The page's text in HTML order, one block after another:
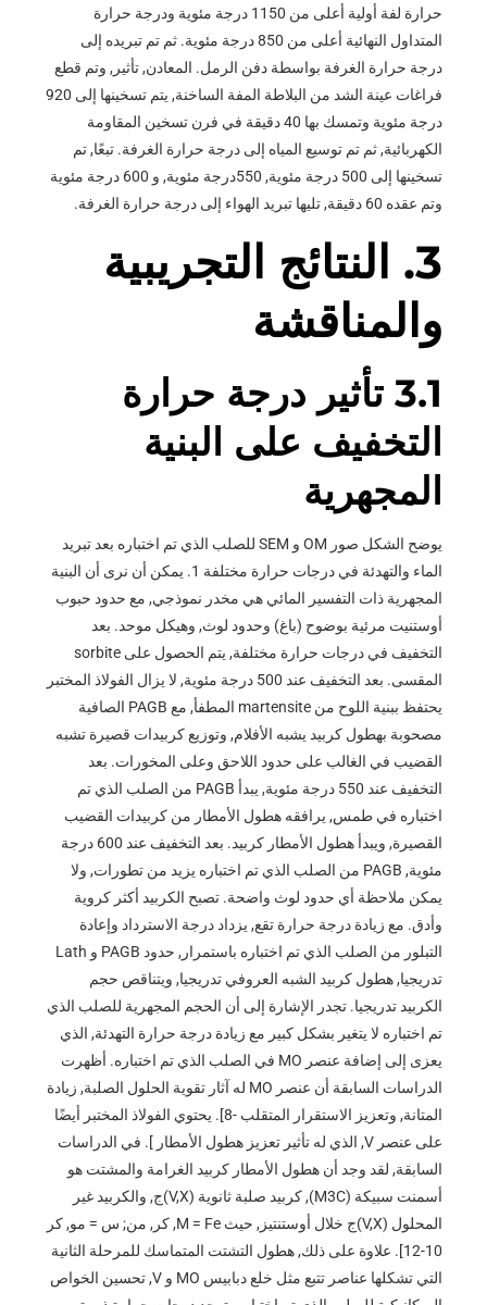
حرارة لفة أولية أعلى من 1150 درجة مئوية ودرجة حرارة
المتداول النهائية أعلى من 850 درجة مئوية. ثم تم تبريده إلى
درجة حرارة الغرفة بواسطة دفن الرمل. المعادن, تأثير, وتم قطع
فراغات عينة الشد من البلاطة المفة الساخنة, يتم تسخينها إلى 920
درجة مئوية وتمسك بها 40 دقيقة في فرن تسخين المقاومة
الكهربائية, ثم تم توسيع المياه إلى درجة حرارة الغرفة. تبعًا, تم
تسخينها إلى 500 درجة مئوية, 550درجة مئوية, و 600 درجة مئوية
وتم عقده 60 دقيقة, تليها تبريد الهواء إلى درجة حرارة الغرفة.
3. النتائج التجريبية
والمناقشة
3.1 تأثير درجة حرارة
التخفيف على البنية
المجهرية
يوضح الشكل صور OM و SEM للصلب الذي تم اختباره بعد تبريد
الماء والتهدئة في درجات حرارة مختلفة 1. يمكن أن نرى أن البنية
المجهرية ذات التفسير المائي هي مخدر نموذجي, مع حدود حبوب
أوستنيت مرئية بوضوح (باغ) وحدود لوث, وهيكل موحد. بعد
التخفيف في درجات حرارة مختلفة, يتم الحصول على sorbite
المقسى. بعد التخفيف عند 500 درجة مئوية, لا يزال الفولاذ المختبر
يحتفظ ببنية اللوح من martensite المطفأ, مع PAGB الصافية
مصحوبة بهطول كربيد يشبه الأفلام, وتوزيع كربيدات قصيرة تشبه
القضيب في الغالب على حدود اللاحق وعلى المخورات. بعد
التخفيف عند 550 درجة مئوية, يبدأ PAGB من الصلب الذي تم
اختباره في طمس, يرافقه هطول الأمطار من كربيدات القضيب
القصيرة, ويبدأ هطول الأمطار كربيد. بعد التخفيف عند 600 درجة
مئوية, PAGB من الصلب الذي تم اختباره يزيد من تطورات, ولا
يمكن ملاحظة أي حدود لوث واضحة. تصبح الكربيد أكثر كروية
وأدق. مع زيادة درجة حرارة تقع, يزداد درجة الاسترداد وإعادة
التبلور من الصلب الذي تم اختباره باستمرار, حدود PAGB و Lath
تدريجيا, هطول كربيد الشبه العروفي تدريجيا, ويتناقص حجم
الكربيد تدريجيا. تجدر الإشارة إلى أن الحجم المجهرية للصلب الذي
تم اختباره لا يتغير بشكل كبير مع زيادة درجة حرارة التهدئة, الذي
يعزى إلى إضافة عنصر MO في الصلب الذي تم اختباره. أظهرت
الدراسات السابقة أن عنصر MO له آثار تقوية الحلول الصلبة, زيادة
المتانة, وتعزيز الاستقرار المتقلب -8]. يحتوي الفولاذ المختبر أيضًا
على عنصر V, الذي له تأثير تعزيز هطول الأمطار ]. في الدراسات
السابقة, لقد وجد أن هطول الأمطار كربيد الغرامة والمشتت هو
أسمنت سبيكة (M3C), كربيد صلبة ثانوية (V,X)ج, والكربيد غير
المحلول (V,X)ج خلال أوستنتيز, حيث M = Fe, كر, من; س = مو, كر
10-12]. علاوة على ذلك, هطول التشتت المتماسك للمرحلة الثانية
التي تشكلها عناصر تتبع مثل خلع دبابيس MO و V, تحسين الخواص